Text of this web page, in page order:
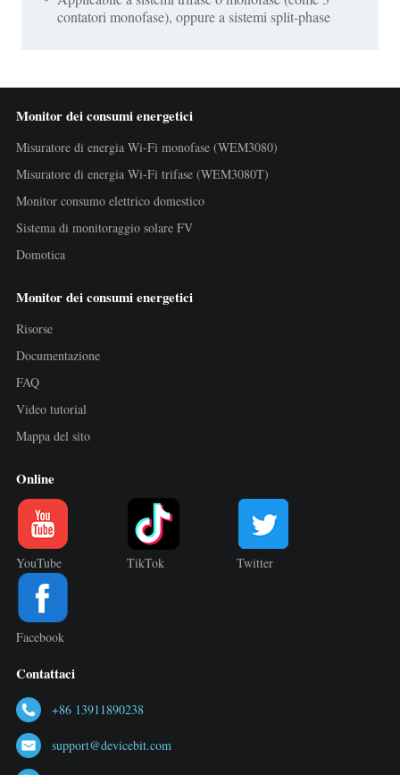
contatori monofase), oppure a sistemi split-phase
Monitor dei consumi energetici
Misuratore di energia Wi-Fi monofase (WEM3080)
Misuratore di energia Wi-Fi trifase (WEM3080T)
Monitor consumo elettrico domestico
Sistema di monitoraggio solare FV
Domotica
Monitor dei consumi energetici
Risorse
Documentazione
FAQ
Video tutorial
Mappa del sito
Online
YouTube TikTok Twitter
Facebook
Contattaci
+86 13911890238
support@devicebit.com